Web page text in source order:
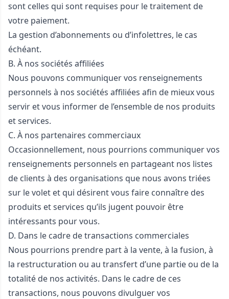
sont celles qui sont requises pour le traitement de
votre paiement.
La gestion d’abonnements ou d’infolettres, le cas
échéant.
B. À nos sociétés affiliées
Nous pouvons communiquer vos renseignements
personnels à nos sociétés affiliées afin de mieux vous
servir et vous informer de l’ensemble de nos produits
et services.
C. À nos partenaires commerciaux
Occasionnellement, nous pourrions communiquer vos
renseignements personnels en partageant nos listes
de clients à des organisations que nous avons triées
sur le volet et qui désirent vous faire connaître des
produits et services qu’ils jugent pouvoir être
intéressants pour vous.
D. Dans le cadre de transactions commerciales
Nous pourrions prendre part à la vente, à la fusion, à
la restructuration ou au transfert d’une partie ou de la
totalité de nos activités. Dans le cadre de ces
transactions, nous pouvons divulguer vos